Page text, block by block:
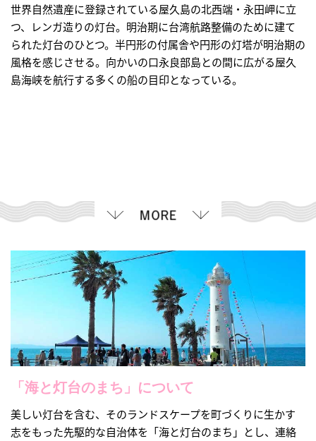
世界自然遺産に登録されている屋久島の北西端・永田岬に立
つ、レンガ造りの灯台。明治期に台湾航路整備のために建て
られた灯台のひとつ。半円形の付属舎や円形の灯塔が明治期の
風格を感じさせる。向かいの口永良部島との間に広がる屋久
島海峡を航行する多くの船の目印となっている。
「海と灯台のまち」について
美しい灯台を含む、そのランドスケープを町づくりに生かす
志をもった先駆的な自治体を「海と灯台のまち」とし、連絡